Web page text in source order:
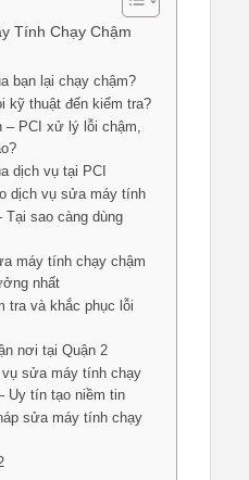
Tính Chạy Chậm
bạn lại chạy chậm?
kỹ thuật đến kiểm tra?
– PCI xử lý lỗi chậm,
dịch vụ tại PCI
dịch vụ sửa máy tính
Tại sao càng dùng
máy tính chạy chậm
nhất
tra và khắc phục lỗi
nơi tại Quận 2
sửa máy tính chạy
Uy tín tạo niềm tin
sửa máy tính chạy